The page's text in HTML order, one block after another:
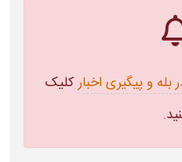
بله و پیگیری اخبارکلیک